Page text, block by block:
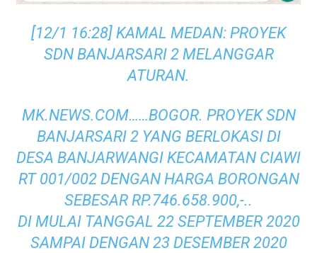
[12/1 16:28] KAMAL MEDAN: PROYEK
SDN BANJARSARI 2 MELANGGAR
ATURAN.
MK.NEWS.COM……BOGOR. PROYEK SDN
BANJARSARI 2 YANG BERLOKASI DI
DESA BANJARWANGI KECAMATAN CIAWI
RT 001/002 DENGAN HARGA BORONGAN
SEBESAR RP.746.658.900,-..
DI MULAI TANGGAL 22 SEPTEMBER 2020
SAMPAI DENGAN 23 DESEMBER 2020